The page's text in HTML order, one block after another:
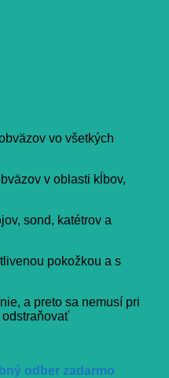
vo všetkých
v oblasti kĺbov,
sond, katétrov a
pokožkou a s
a preto sa nemusí pri
odber zadarmo